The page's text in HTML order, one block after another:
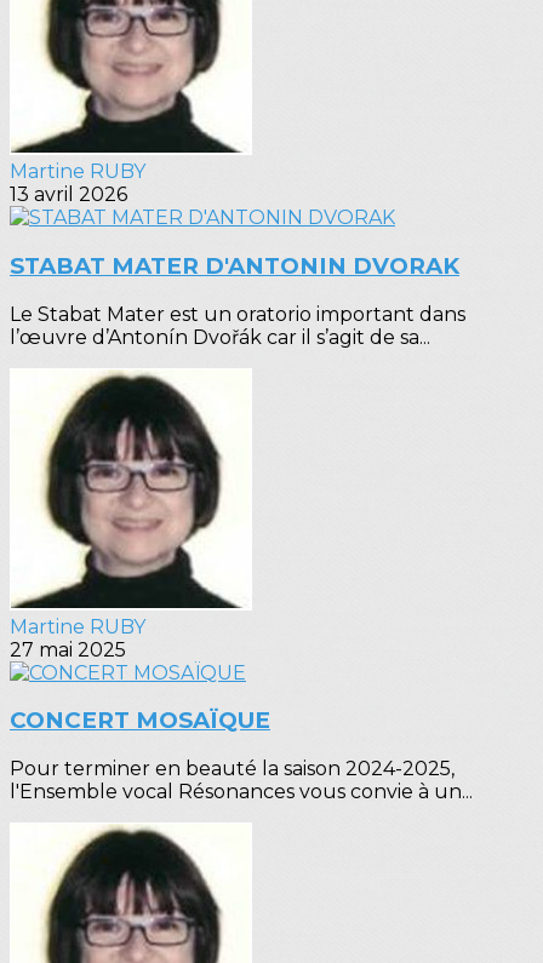
Martine RUBY
13 avril 2026
STABAT MATER D'ANTONIN DVORAK
Le Stabat Mater est un oratorio important dans
l’œuvre d’Antonín Dvořák car il s’agit de sa...
Martine RUBY
27 mai 2025
CONCERT MOSAÏQUE
Pour terminer en beauté la saison 2024-2025,
l'Ensemble vocal Résonances vous convie à un...